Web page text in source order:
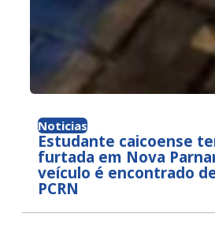
Noticias
Estudante caicoense
furtada em Nova
veículo é encontrado
PCRN